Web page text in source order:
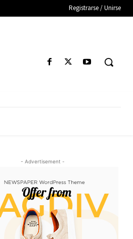
Registrarse / Unirse
- Advertisement -